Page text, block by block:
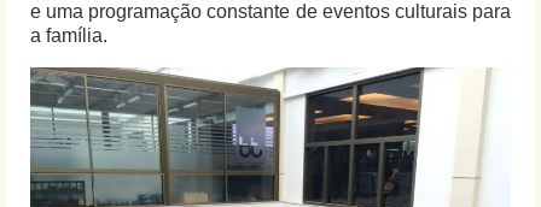
e uma programação constante de eventos culturais para
a família.